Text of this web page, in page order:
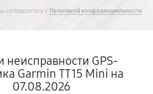
соглашаетесь с Политикой конфиденциальности
неисправности GPS-
Garmin TT15 Mini на
07.08.2026